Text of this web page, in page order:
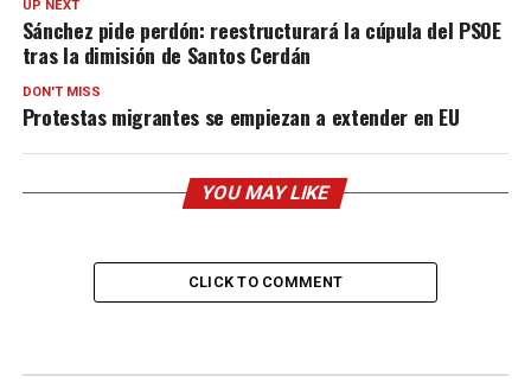
UP NEXT
Sánchez pide perdón: reestructurará la cúpula del PSOE
tras la dimisión de Santos Cerdán
DON'T MISS
Protestas migrantes se empiezan a extender en EU
YOU MAY LIKE
CLICK TO COMMENT